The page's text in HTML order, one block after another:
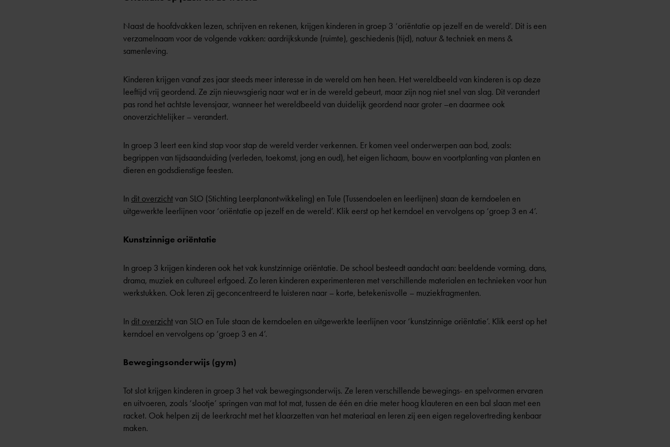
Naast de hoofdvakken lezen, schrijven en rekenen, krijgen kinderen in groep 3 ‘oriëntatie op jezelf en de wereld’. Dit is een
verzamelnaam voor de volgende vakken: aardrijkskunde (ruimte), geschiedenis (tijd), natuur & techniek en mens &
samenleving.
Kinderen krijgen vanaf zes jaar steeds meer interesse in de wereld om hen heen. Het wereldbeeld van kinderen is op deze
leeftijd vrij geordend. Ze zijn nieuwsgierig naar wat er in de wereld gebeurt, maar zijn nog niet snel van slag. Dit verandert
pas rond het achtste levensjaar, wanneer het wereldbeeld van duidelijk geordend naar groter –en daarmee ook
onoverzichtelijker – verandert.
In groep 3 leert een kind stap voor stap de wereld verder verkennen. Er komen veel onderwerpen aan bod, zoals:
begrippen van tijdsaanduiding (verleden, toekomst, jong en oud), het eigen lichaam, bouw en voortplanting van planten en
dieren en godsdienstige feesten.
In dit overzichtvan SLO (Stichting Leerplanontwikkeling) en Tule (Tussendoelen en leerlijnen) staan de kerndoelen en
uitgewerkte leerlijnen voor ‘oriëntatie op jezelf en de wereld’. Klik eerst op het kerndoel en vervolgens op ‘groep 3 en 4’.
Kunstzinnige oriëntatie
In groep 3 krijgen kinderen ook het vak kunstzinnige oriëntatie. De school besteedt aandacht aan: beeldende vorming, dans,
drama, muziek en cultureel erfgoed. Zo leren kinderen experimenteren met verschillende materialen en technieken voor hun
werkstukken. Ook leren zij geconcentreerd te luisteren naar – korte, betekenisvolle – muziekfragmenten.
In dit overzichtvan SLO en Tule staan de kerndoelen en uitgewerkte leerlijnen voor ‘kunstzinnige oriëntatie’. Klik eerst op het
kerndoel en vervolgens op ‘groep 3 en 4’.
Bewegingsonderwijs (gym)
Tot slot krijgen kinderen in groep 3 het vak bewegingsonderwijs. Ze leren verschillende bewegings- en spelvormen ervaren
en uitvoeren, zoals ‘slootje’ springen van mat tot mat, tussen de één en drie meter hoog klauteren en een bal slaan met een
racket. Ook helpen zij de leerkracht met het klaarzetten van het materiaal en leren zij een eigen regelovertreding kenbaar
maken.